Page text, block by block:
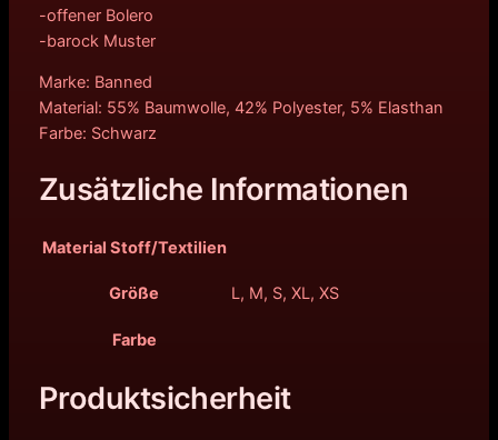
-offener Bolero
-barock Muster
Marke: Banned
Material: 55% Baumwolle, 42% Polyester, 5% Elasthan
Farbe: Schwarz
Zusätzliche Informationen
Material Stoff/Textilien
Größe L, M, S, XL, XS
Farbe
Produktsicherheit